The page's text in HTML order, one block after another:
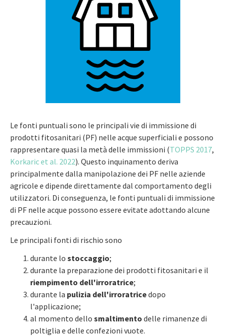
Le fonti puntuali sono le principali vie di immissione di
prodotti fitosanitari (PF) nelle acque superficiali e possono
rappresentare quasi la metà delle immissioni (TOPPS 2017,
Korkaric et al. 2022). Questo inquinamento deriva
principalmente dalla manipolazione dei PF nelle aziende
agricole e dipende direttamente dal comportamento degli
utilizzatori. Di conseguenza, le fonti puntuali di immissione
di PF nelle acque possono essere evitate adottando alcune
precauzioni.
Le principali fonti di rischio sono
durante lo stoccaggio;
durante la preparazione dei prodotti fitosanitari e il
riempimento dell'irroratrice;
durante la pulizia dell'irroratricedopo
l'applicazione;
al momento dello smaltimento delle rimanenze di
poltiglia e delle confezioni vuote.